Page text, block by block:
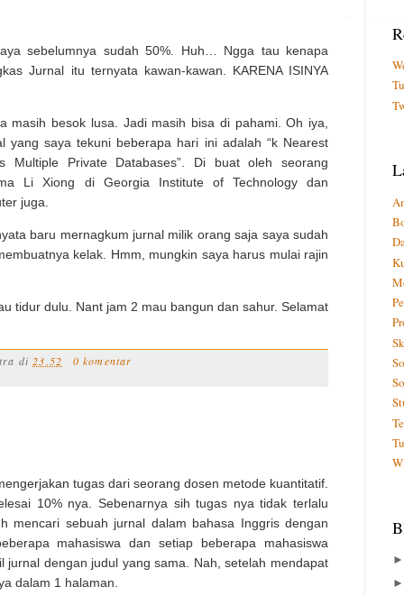
sebelumnya sudah 50%. Huh… Ngga tau kenapa
Jurnal itu ternyata kawan-kawan. KARENA ISINYA
masih besok lusa. Jadi masih bisa di pahami. Oh iya,
yang saya tekuni beberapa hari ini adalah “k Nearest
Multiple Private Databases”. Di buat oleh seorang
Li Xiong di Georgia Institute of Technology dan
juga.
baru mernagkum jurnal milik orang saja saya sudah
kelak. Hmm, mungkin saya harus mulai rajin
tidur dulu. Nant jam 2 mau bangun dan sahur. Selamat
di 23.52
0 komentar
tugas dari seorang dosen metode kuantitatif.
10% nya. Sebenarnya sih tugas nya tidak terlalu
mencari sebuah jurnal dalam bahasa Inggris dengan
mahasiswa dan setiap beberapa mahasiswa
jurnal dengan judul yang sama. Nah, setelah mendapat
dalam 1 halaman.
►
►